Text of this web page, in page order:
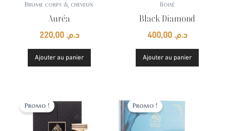
Brume corps & cheveux
Auréa
د.م. 220,00
Ajouter au panier
Boisé
Black Diamond
د.م. 400,00
Ajouter au panier
Promo !
prix
initial
était :
actuel
Promo !
prix
était :